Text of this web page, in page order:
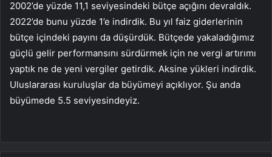
2002’de yüzde 11,1 seviyesindeki bütçe açığını devraldık.
2022’de bunu yüzde 1’e indirdik. Bu yıl faiz giderlerinin
bütçe içindeki payını da düşürdük. Bütçede yakaladığımız
güçlü gelir performansını sürdürmek için ne vergi artırımı
yaptık ne de yeni vergiler getirdik. Aksine yükleri indirdik.
Uluslararası kuruluşlar da büyümeyi açıklıyor. Şu anda
büyümede 5.5 seviyesindeyiz.